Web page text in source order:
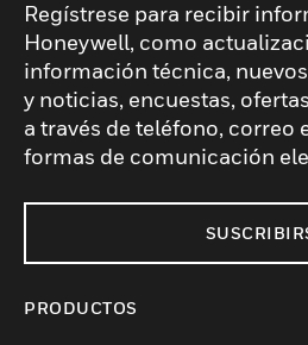
Regístrese para recibir
Honeywell, como
información técnica,
y noticias, encuestas,
a través de teléfono, correo
formas de comunicación
PRODUCTOS